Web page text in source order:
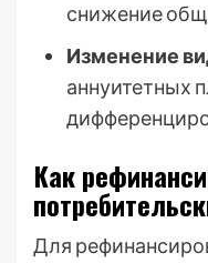
снижение
Изменение
аннуитетных
Как
Для